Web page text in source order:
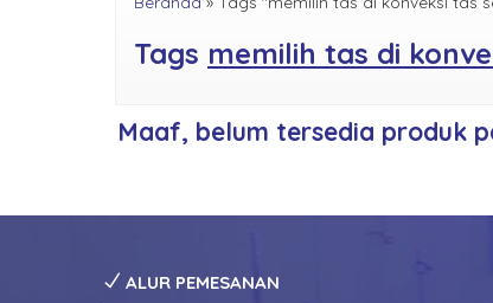
Tags memilih tas di
Maaf, belum tersedia produk
ALUR PEMESANAN